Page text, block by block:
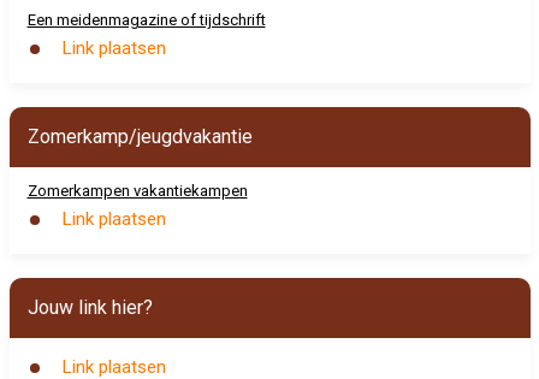
Een meidenmagazine of tijdschrift
Link plaatsen
Zomerkamp/jeugdvakantie
Zomerkampen vakantiekampen
Link plaatsen
Jouw link hier?
Link plaatsen